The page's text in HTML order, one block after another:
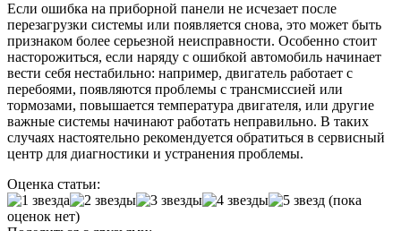
Если ошибка на приборной панели не исчезает после
перезагрузки системы или появляется снова, это может быть
признаком более серьезной неисправности. Особенно стоит
насторожиться, если наряду с ошибкой автомобиль начинает
вести себя нестабильно: например, двигатель работает с
перебоями, появляются проблемы с трансмиссией или
тормозами, повышается температура двигателя, или другие
важные системы начинают работать неправильно. В таких
случаях настоятельно рекомендуется обратиться в сервисный
центр для диагностики и устранения проблемы.
Оценка статьи:
(пока
оценок нет)